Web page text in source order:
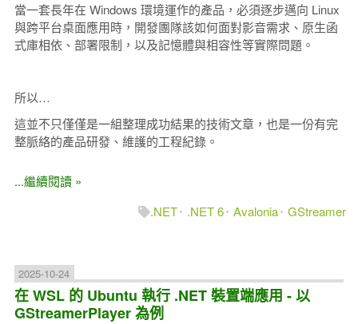
當一套長年在 Windows 環境運作的產品，必須逐步邁向 Linux
與跨平台桌面應用時，開發團隊該如何面對影音需求、原生函
式庫相依、部署限制，以及記憶體與相容性等實際問題。
所以…
這並不只僅僅是一組整理成功結果的技術文章，也是一份有完
整脈絡的產品研發、維護的工程紀錄。
...繼續閱讀 »
.NET
.NET 6 Avalonia GStreamer
2025-10-24
在 WSL 的 Ubuntu 執行 .NET 裝置端應用 - 以
GStreamerPlayer 為例